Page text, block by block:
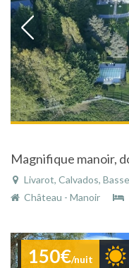
Livarot, Calvados,
Château - Manoir
150€/nuit